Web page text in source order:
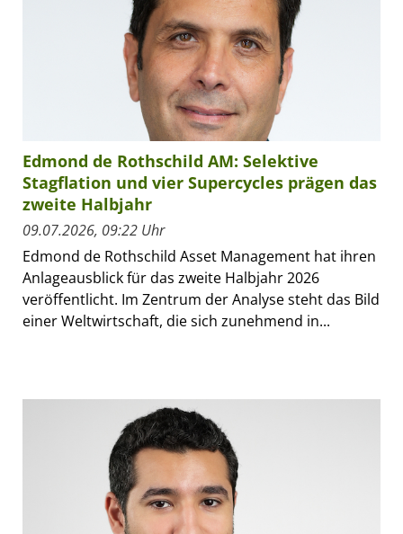
Edmond de Rothschild AM: Selektive
Stagflation und vier Supercycles prägen das
zweite Halbjahr
09.07.2026, 09:22 Uhr
Edmond de Rothschild Asset Management hat ihren
Anlageausblick für das zweite Halbjahr 2026
veröffentlicht. Im Zentrum der Analyse steht das Bild
einer Weltwirtschaft, die sich zunehmend in...